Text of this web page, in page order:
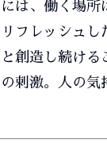
は、働く場
フレッシュ
創造し続け
刺激。人の